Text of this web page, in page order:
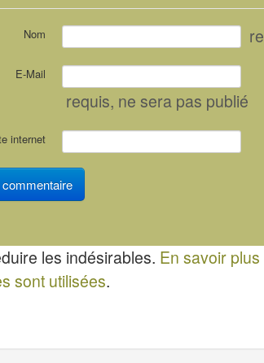
Nom
E-Mail
requis, ne sera pas publié
internet
les indésirables. En savoir
sont utilisées.